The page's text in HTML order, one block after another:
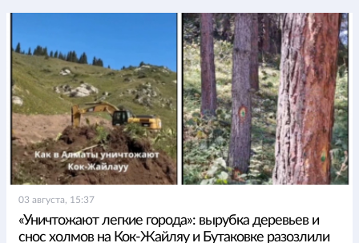
03 августа, 15:37
«Уничтожают легкие города»: вырубка деревьев и
снос холмов на Кок-Жайляу и Бутаковке разозлили